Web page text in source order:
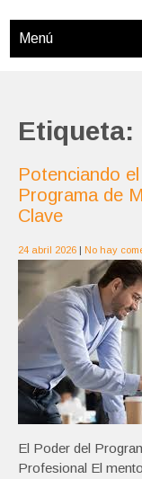
Menú
Etiqueta:
Potenciando
Programa de
Clave
24 abril 2026 | No hay
El Poder del
Profesional El